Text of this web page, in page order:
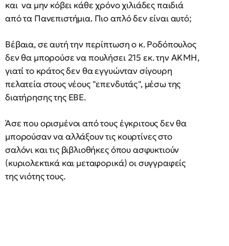
και να μην κόβει κάθε χρόνο χιλιάδες παιδιά
από τα Πανεπιστήμια. Πιο απλό δεν είναι αυτό;
Βέβαια, σε αυτή την περίπτωση ο κ. Ροδόπουλος
δεν θα μπορούσε να πουλήσει 215 εκ. την ΑΚΜΗ,
γιατί το κράτος δεν θα εγγυώνταν σίγουρη
πελατεία στους νέους "επενδυτάς", μέσω της
διατήρησης της ΕΒΕ.
Άσε που ορισμένοι από τους έγκριτους δεν θα
μπορούσαν να αλλάξουν τις κουρτίνες στο
σαλόνι και τις βιβλιοθήκες όπου ασφυκτιούν
(κυριολεκτικά και μεταφορικά) οι συγγραφείς
της νιότης τους.